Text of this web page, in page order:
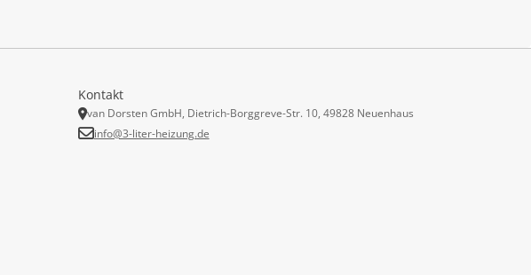
Kontakt
van Dorsten GmbH, Dietrich-Borggreve-Str. 10, 49828 Neuenhaus
info@3-liter-heizung.de